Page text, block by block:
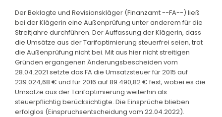
Der Beklagte und Revisionskläger (Finanzamt --FA--) ließ
bei der Klägerin eine Außenprüfung unter anderem für die
Streitjahre durchführen. Der Auffassung der Klägerin, dass
die Umsätze aus der Tarifoptimierung steuerfrei seien, trat
die Außenprüfung nicht bei. Mit aus hier nicht streitigen
Gründen ergangenen Änderungsbescheiden vom
28.04.2021 setzte das FA die Umsatzsteuer für 2015 auf
239.024,68 € und für 2016 auf 89.490,82 € fest, wobei es die
Umsätze aus der Tarifoptimierung weiterhin als
steuerpflichtig berücksichtigte. Die Einsprüche blieben
erfolglos (Einspruchsentscheidung vom 22.04.2022).